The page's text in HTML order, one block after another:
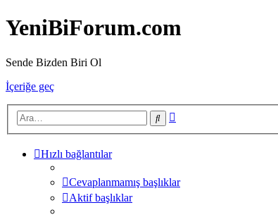
YeniBiForum.com
Sende Bizden Biri Ol
İçeriğe geç
Ara
Hızlı bağlantılar
Cevaplanmamış başlıklar
Aktif başlıklar